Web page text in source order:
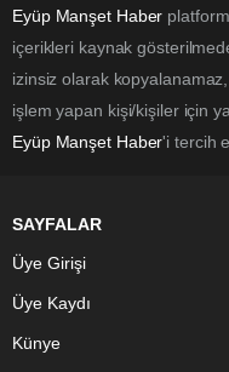
Eyüp Manşet Haber
içerikleri kaynak
izinsiz olarak
işlem yapan kişi/kişiler için
Eyüp Manşet Haber'i tercih
SAYFALAR
Üye Girişi
Üye Kaydı
Künye